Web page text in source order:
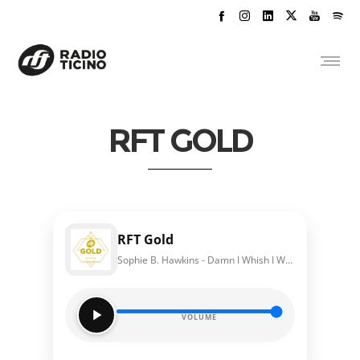
RFT GOLD
RFT Gold
Sophie B. Hawkins - Damn I Whish I Was Your Lover
VOLUME